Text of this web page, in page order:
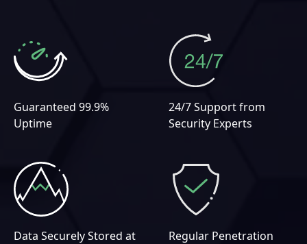
Guaranteed 99.9%
Uptime
24/7 Support from
Security Experts
Data Securely Stored at
Regular Penetration